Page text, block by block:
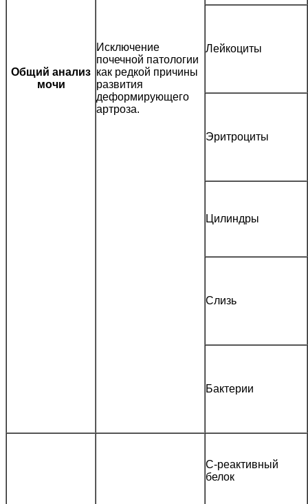
Общий анализ
мочи
Исключение
почечной патологии
как редкой причины
развития
деформирующего
артроза.
Лейкоциты
Эритроциты
Цилиндры
Слизь
Бактерии
С-реактивный
белок